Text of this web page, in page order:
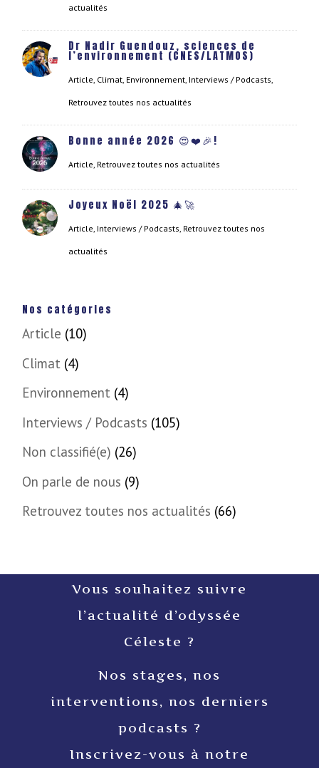
actualités
Dr Nadir Guendouz, sciences de
l’environnement (CNES/LATMOS)
Article, Climat, Environnement, Interviews / Podcasts,
Retrouvez toutes nos actualités
Bonne année 2026 😍❤️🎉!
Article, Retrouvez toutes nos actualités
Joyeux Noël 2025 🎄🚀
Article, Interviews / Podcasts, Retrouvez toutes nos
actualités
Nos catégories
Article (10)
Climat (4)
Environnement (4)
Interviews / Podcasts (105)
Non classifié(e) (26)
On parle de nous (9)
Retrouvez toutes nos actualités (66)
Vous souhaitez suivre
l’actualité d’odyssée
Céleste ?
Nos stages, nos
interventions, nos derniers
podcasts ?
Inscrivez-vous à notre